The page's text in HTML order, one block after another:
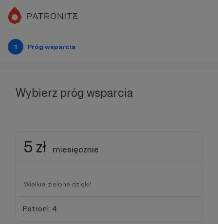
1 Próg wsparcia
Wybierz próg wsparcia
5 zł miesięcznie
Wielkie, zielone dzięki!
Patroni: 4